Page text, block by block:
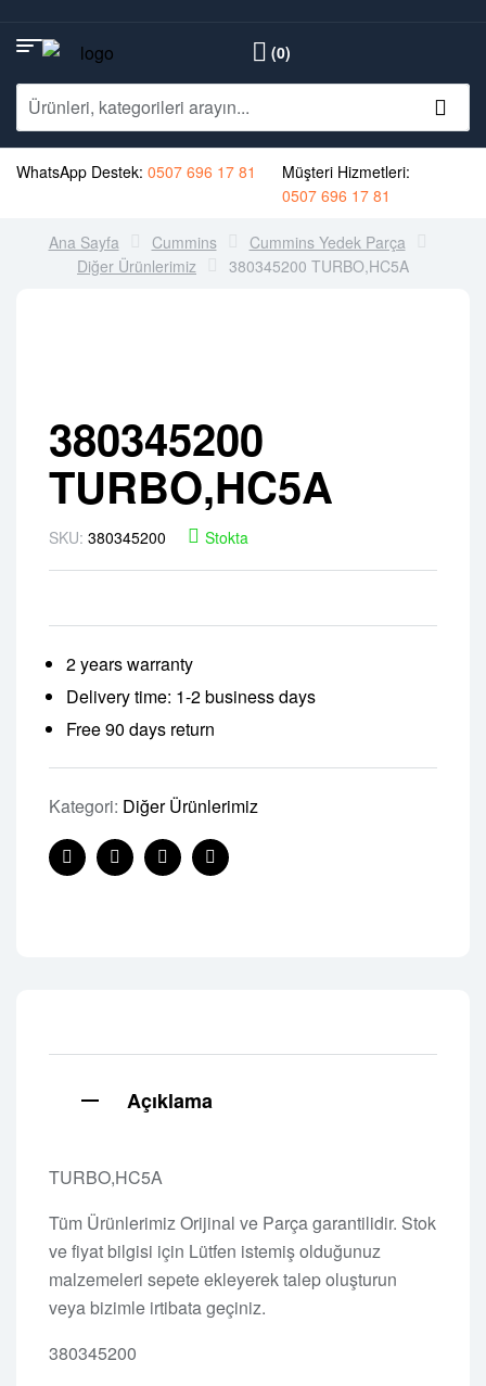
(0)
WhatsApp Destek: 0507 696 17 81
Müşteri Hizmetleri:
0507 696 17 81
Ana Sayfa Cummins
Cummins Yedek Parça
Diğer Ürünlerimiz
380345200 TURBO,HC5A
380345200
TURBO,HC5A
SKU: 380345200 Stokta
2 years warranty
Delivery time: 1-2 business days
Free 90 days return
Kategori: Diğer Ürünlerimiz
FacebookTwitterLinkedinPinterest
Açıklama
TURBO,HC5A
Tüm Ürünlerimiz Orijinal ve Parça garantilidir. Stok
ve fiyat bilgisi için Lütfen istemiş olduğunuz
malzemeleri sepete ekleyerek talep oluşturun
veya bizimle irtibata geçiniz.
380345200